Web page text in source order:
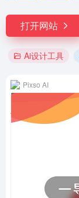
打开网站
Ai设计工具
Pixso AI